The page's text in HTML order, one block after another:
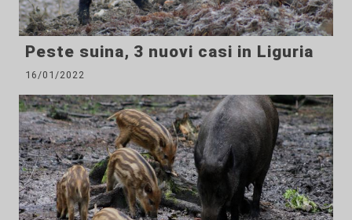
Peste suina, 3 nuovi casi in Liguria
16/01/2022